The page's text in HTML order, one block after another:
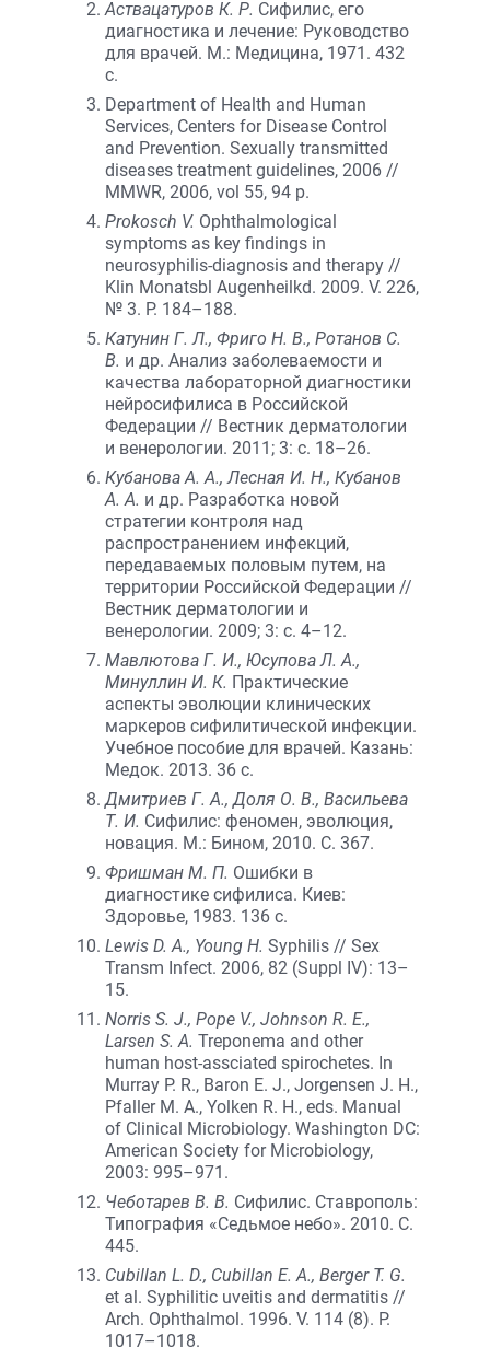
Аствацатуров К. Р. Сифилис, его
диагностика и лечение: Руководство
для врачей. М.: Медицина, 1971. 432
с.
Department of Health and Human
Services, Centers for Disease Control
and Prevention. Sexually transmitted
diseases treatment guidelines, 2006 //
MMWR, 2006, vol 55, 94 p.
Prokosch V. Ophthalmological
symptoms as key findings in
neurosyphilis-diagnosis and therapy //
Klin Monatsbl Augenheilkd. 2009. V. 226,
№ 3. P. 184–188.
Катунин Г. Л., Фриго Н. В., Ротанов С.
В. и др. Анализ заболеваемости и
качества лабораторной диагностики
нейросифилиса в Российской
Федерации // Вестник дерматологии
и венерологии. 2011; 3: с. 18–26.
Кубанова А. А., Лесная И. Н., Кубанов
А. А. и др. Разработка новой
стратегии контроля над
распространением инфекций,
передаваемых половым путем, на
территории Российской Федерации //
Вестник дерматологии и
венерологии. 2009; 3: с. 4–12.
Мавлютова Г. И., Юсупова Л. А.,
Минуллин И. К. Практические
аспекты эволюции клинических
маркеров сифилитической инфекции.
Учебное пособие для врачей. Казань:
Медок. 2013. 36 с.
Дмитриев Г. А., Доля О. В., Васильева
Т. И. Сифилис: феномен, эволюция,
новация. М.: Бином, 2010. С. 367.
Фришман М. П. Ошибки в
диагностике сифилиса. Киев:
Здоровье, 1983. 136 с.
Lewis D. A., Young H. Syphilis // Sex
Transm Infect. 2006, 82 (Suppl IV): 13–
15.
Norris S. J., Pope V., Johnson R. E.,
Larsen S. A. Treponema and other
human host-assciated spirochetes. In
Murray P. R., Baron E. J., Jorgensen J. H.,
Pfaller M. A., Yolken R. H., eds. Manual
of Clinical Microbiology. Washington DC:
American Society for Microbiology,
2003: 995–971.
Чеботарев В. В. Сифилис. Ставрополь:
Типография «Седьмое небо». 2010. С.
445.
Cubillan L. D., Cubillan E. A., Berger T. G.
et al. Syphilitic uveitis and dermatitis //
Arch. Ophthalmol. 1996. V. 114 (8). P.
1017–1018.